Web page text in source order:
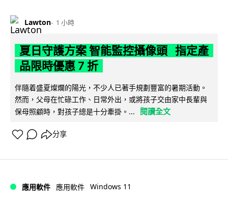
Lawton 1 小時
夏日守護方案 智能監控攝像頭 指定產
品限時優惠 7 折
伴隨着盛夏燦爛的陽光，不少人已著手規劃豐富的暑期活動。
然而，父母在忙碌工作、日常外出，或將孩子交由家中長輩與
保母照顧時，對孩子總是十分牽掛。...
閱讀全文
分享
應用軟件 應用軟件 Windows 11